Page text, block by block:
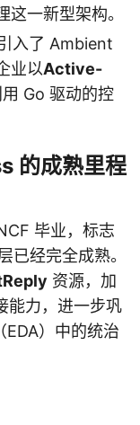
一新型架构。
入了 Ambient
业以Active-
Go 驱动的控
的成熟里程
毕业，标志
已经完全成熟。
资源，加
能力，进一步巩
EDA）中的统治